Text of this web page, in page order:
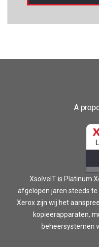
A
XsolveIT is Platinum
afgelopen jaren steeds te
Xerox zijn wij het
kopieerapparaten,
beheersystemen